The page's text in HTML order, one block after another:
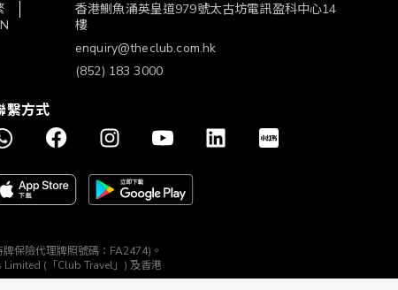
香港鰂魚涌英皇道979號太古坊電訊盈科中心14
樓
enquiry@theclub.com.hk
(852) 183 3000
繫方式
保險代理牌照號碼：FA2474)。
Limited (「Club Travel」) 及香港